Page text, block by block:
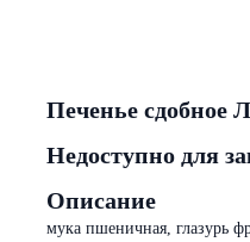
Печенье сдобное
Недоступно для
Описание
мука пшеничная, глазурь